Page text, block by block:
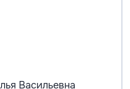
Васильевна